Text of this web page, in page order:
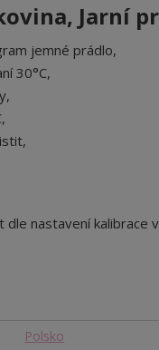
Jarní
jemné prádlo,
30°C,
dle nastavení kalibrace
Polsko